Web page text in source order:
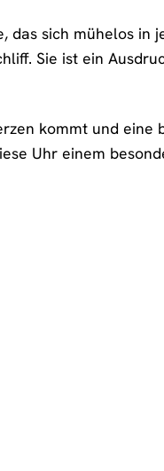
das sich mühelos in
Sie ist ein
kommt und
Uhr einem